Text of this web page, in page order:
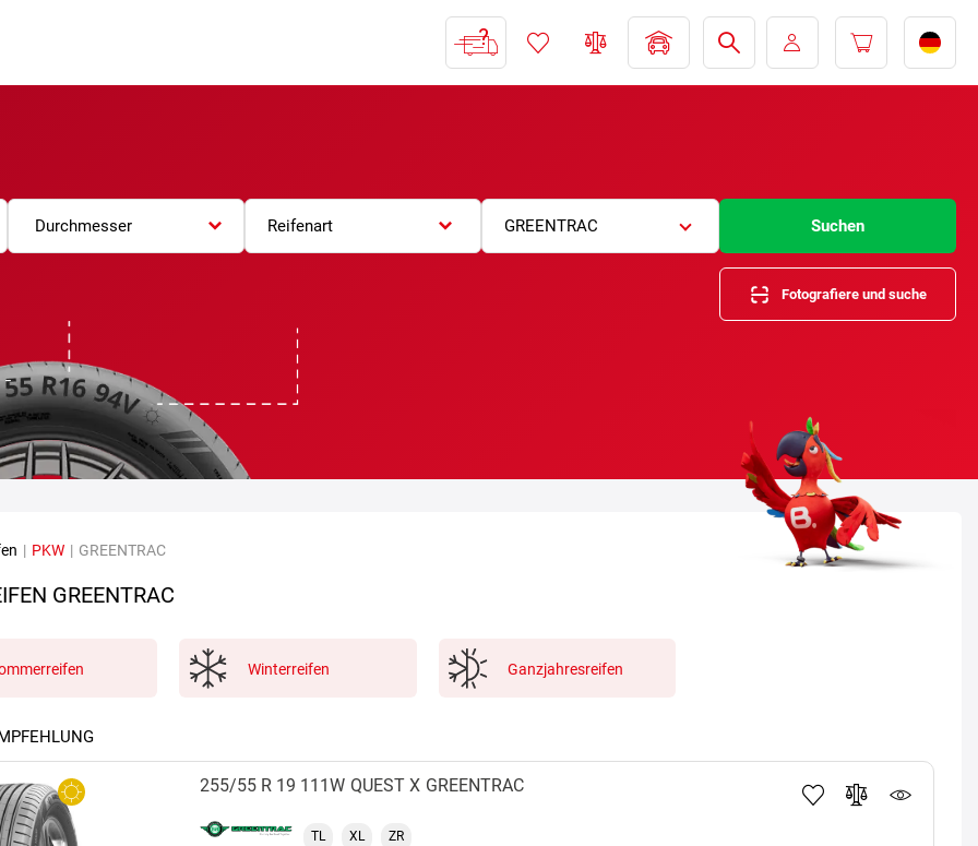
Durchmesser Reifenart GREENTRAC Suchen
Fotografiere und suche
| PKW | GREENTRAC
GREENTRAC
Winterreifen Ganzjahresreifen
GREENTRAC
QUEST X
255/55 R 19 111W
TL XL ZR